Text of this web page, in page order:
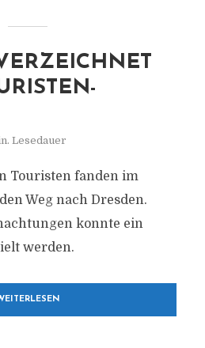
Lesedauer
Touristen fanden im
Weg nach Dresden.
konnte ein
werden.